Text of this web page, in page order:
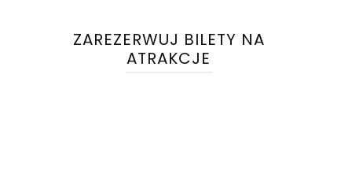
ZAREZERWUJ BILETY NA
ATRAKCJE